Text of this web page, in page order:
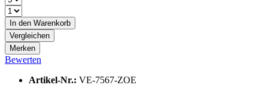
In den Warenkorb
Vergleichen
Merken
Bewerten
Artikel-Nr.: VE-7567-ZOE